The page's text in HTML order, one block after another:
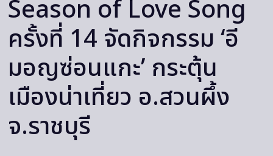
Season of Love Song
ครั้งที่ 14 จัดกิจกรรม ‘อี
มอญซ่อนแกะ’ กระตุ้น
เมืองน่าเที่ยว อ.สวนผึ้ง
จ.ราชบุรี